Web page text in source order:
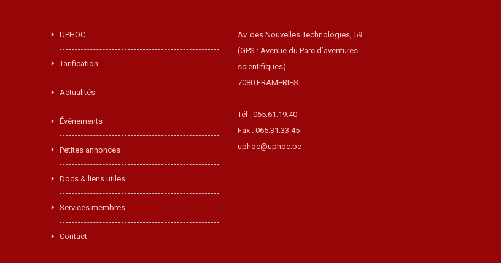
UPHOC
Tarification
Actualités
Événements
Petites annonces
Docs & liens utiles
Services membres
Contact
Av. des Nouvelles Technologies, 59
(GPS : Avenue du Parc d’aventures
scientifiques)
7080 FRAMERIES
Tél : 065.61.19.40
Fax : 065.31.33.45
uphoc@uphoc.be